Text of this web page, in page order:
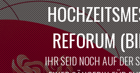
REFORUM
IHR SEID NOCH AUF DER